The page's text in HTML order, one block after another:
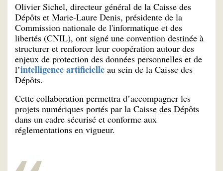
Olivier Sichel, directeur général de la Caisse des
Dépôts et Marie-Laure Denis, présidente de la
Commission nationale de l'informatique et des
libertés (CNIL), ont signé une convention destinée à
structurer et renforcer leur coopération autour des
enjeux de protection des données personnelles et de
l’intelligence artificielle au sein de la Caisse des
Dépôts.
Cette collaboration permettra d’accompagner les
projets numériques portés par la Caisse des Dépôts
dans un cadre sécurisé et conforme aux
réglementations en vigueur.